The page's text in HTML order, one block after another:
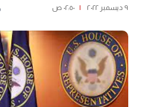
٩ ديسمبر ٢٠٢٢ | ٠٢:٥٠ ص